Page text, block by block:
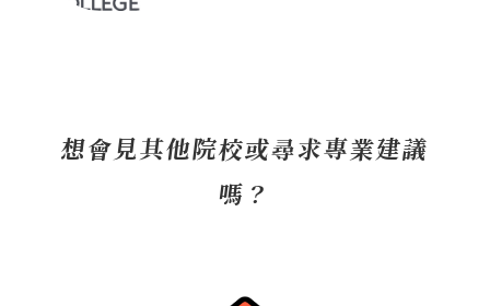
想會見其他院校或尋求專業建議
嗎？